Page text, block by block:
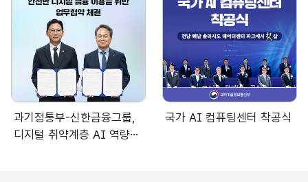
과기정통부-신한금융그룹,
디지털 취약계층 AI 역량
국가 AI 컴퓨팅센터 착공식